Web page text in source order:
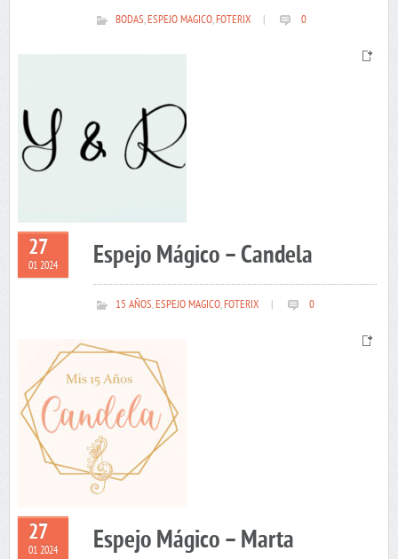
BODAS,ESPEJO MAGICO,FOTERIX 0
27
01 2024 Espejo Mágico – Candela
15 AÑOS,ESPEJO MAGICO,FOTERIX 0
27
01 2024 Espejo Mágico – Marta